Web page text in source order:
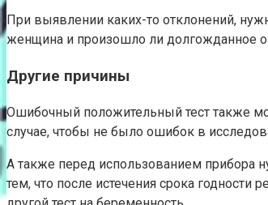
При выявлении каких-то отклонений,
женщина и произошло ли долгожданное
Другие причины
Ошибочный положительный тест также
случае, чтобы не было ошибок в
А также перед использованием прибора
тем, что после истечения срока годности